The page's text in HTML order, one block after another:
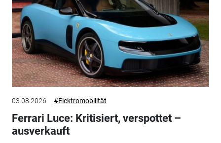
03.08.2026 #Elektromobilität
Ferrari Luce: Kritisiert, verspottet –
ausverkauft